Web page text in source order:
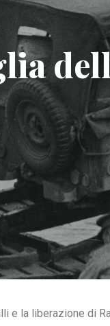
e la liberazione di